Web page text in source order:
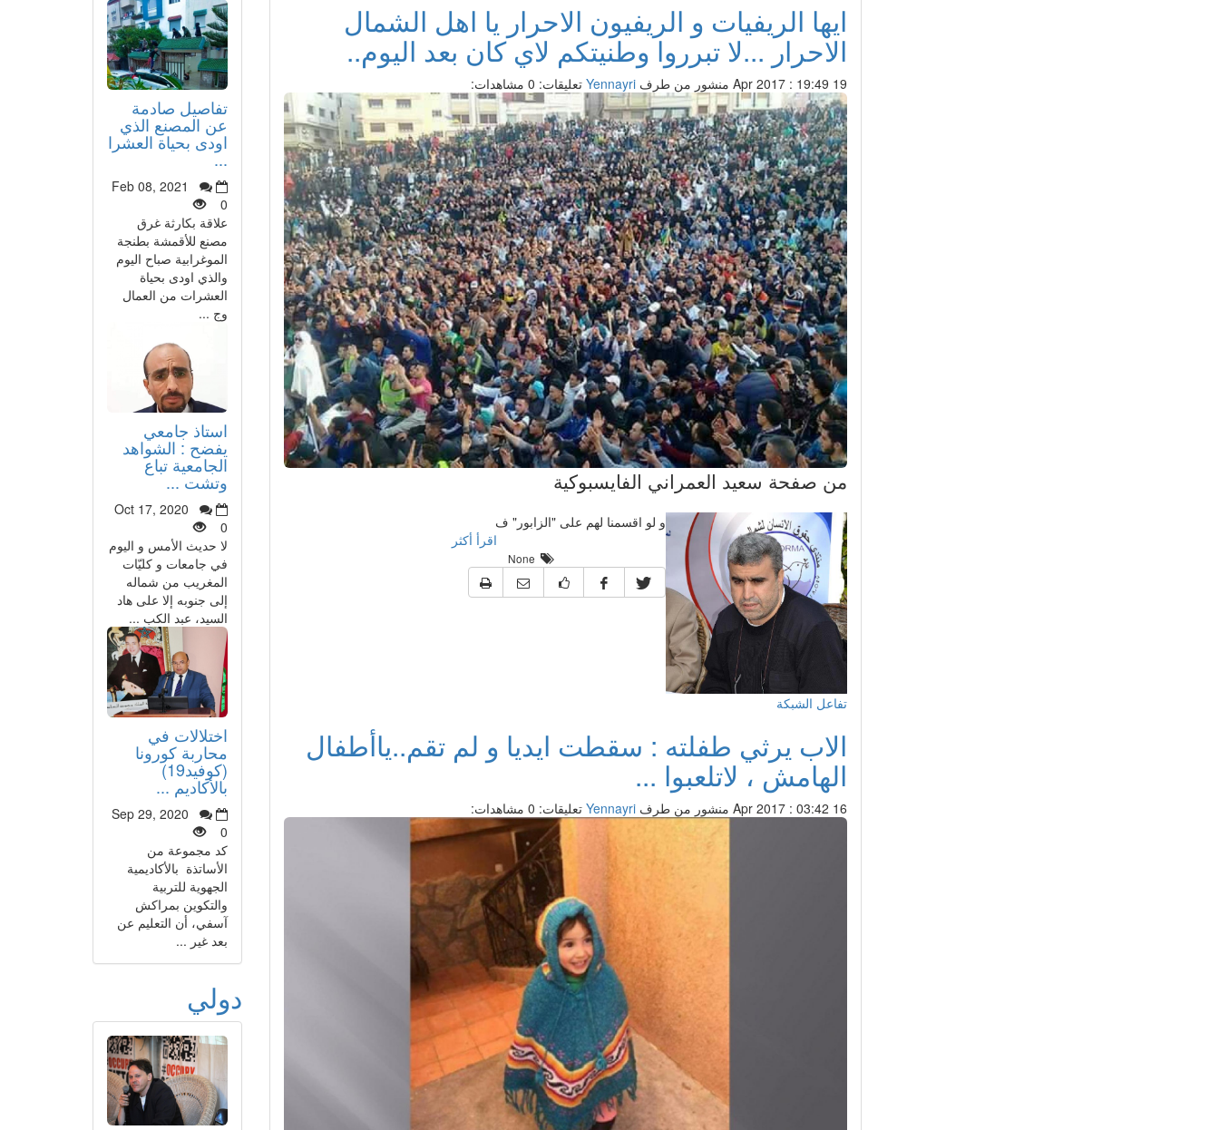
تفاصيل صادمة
عن المصنع الذي
اودى بحياة العشرا
...
Feb 08, 2021
0
علاقة بكارثة غرق
مصنع للأقمشة بطنجة
الموغرابية صباح اليوم
والذي اودى بحياة
العشرات من العمال
وج ...
استاذ جامعي
يفضح : الشواهد
الجامعية تباع
وتشت ...
Oct 17, 2020
0
لا حديث الأمس و اليوم
في جامعات و كليّات
المغريب من شماله
إلى جنوبه إلا على هاد
السيد، عبد الكب ...
اختلالات في
محاربة كورونا
(كوفيد19)
بالأكاديم ...
Sep 29, 2020
0
كد مجموعة من
الأساتذة بالأكاديمية
الجهوية للتربية
والتكوين بمراكش
آسفي، أن التعليم عن
بعد غير ...
دولي
ايها الريفيات و الريفيون الاحرار يا اهل الشمال
الاحرار ...لا تبرروا وطنيتكم لاي كان بعد اليوم..
19 Apr 2017 : 19:49 منشور من طرفYennayri تعليقات: 0 مشاهدات:
من صفحة سعيد العمراني الفايسبوكية
و لو اقسمنا لهم على "الزابور" ف
اقرأ أكثر
None
تفاعل الشبكة
الاب يرثي طفلته : سقطت ايديا و لم تقم..ياأطفال
الهامش ، لاتلعبوا ...
16 Apr 2017 : 03:42 منشور من طرفYennayri تعليقات: 0 مشاهدات: